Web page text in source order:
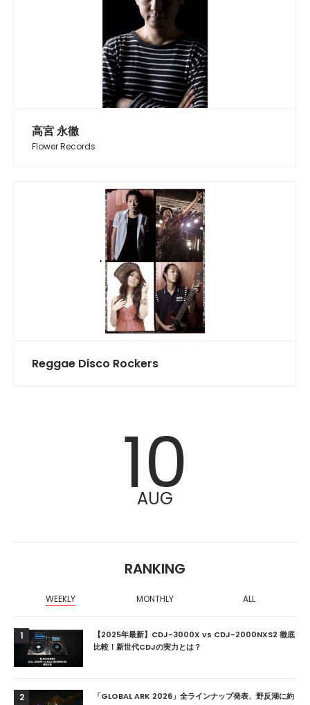
高宮 永徹
Flower Records
Reggae Disco Rockers
10
AUG
RANKING
WEEKLY MONTHLY ALL
1
【2025年最新】CDJ-3000X vs CDJ-2000NXS2 徹底
比較！新世代CDJの実力とは？
2
「GLOBAL ARK 2026」全ラインナップ発表、野反湖に約